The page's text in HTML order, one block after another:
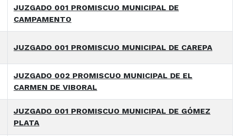
JUZGADO 001 PROMISCUO MUNICIPAL DE
CAMPAMENTO
JUZGADO 001 PROMISCUO MUNICIPAL DE CAREPA
JUZGADO 002 PROMISCUO MUNICIPAL DE EL
CARMEN DE VIBORAL
JUZGADO 001 PROMISCUO MUNICIPAL DE GÓMEZ
PLATA